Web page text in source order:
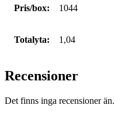
Pris/box: 1044
Totalyta: 1,04
Recensioner
Det finns inga recensioner än.